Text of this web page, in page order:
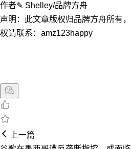
作者✎ Shelley/品牌方舟
声明：此文章版权归品牌方舟所有
权请联系：amz123happy
上一篇